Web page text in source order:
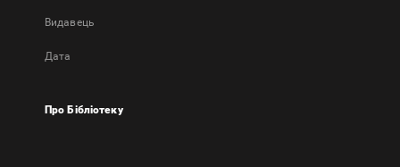
Видавець
Дата
Про Бібліотеку